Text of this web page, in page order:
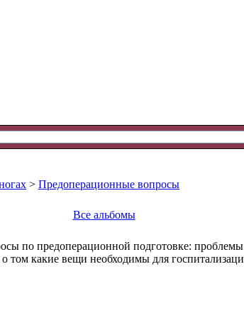
> Предоперационные вопросы
Все альбомы
по предоперационной подготовке:
том какие вещи необходимы для